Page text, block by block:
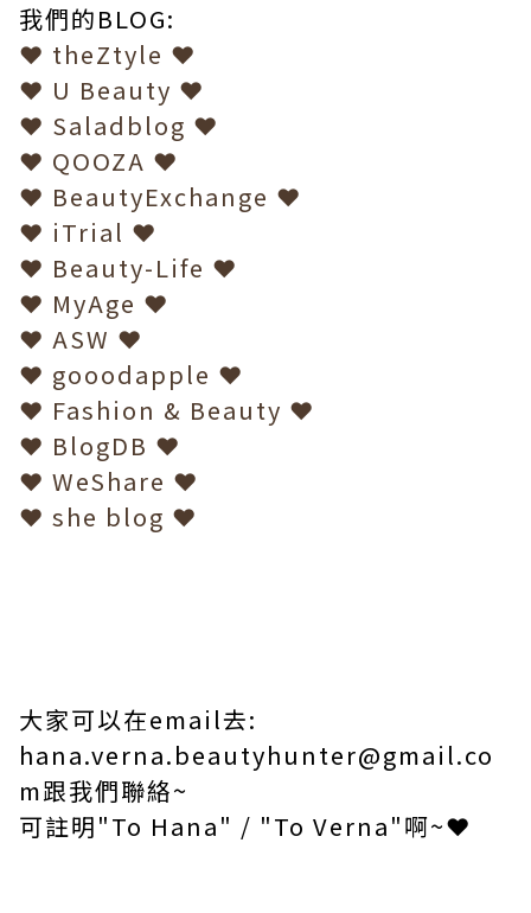
我們的BLOG:
❤ theZtyle ❤
❤ U Beauty ❤
❤ Saladblog ❤
❤ QOOZA ❤
❤ BeautyExchange ❤
❤ iTrial ❤
❤ Beauty-Life ❤
❤ MyAge ❤
❤ ASW ❤
❤ gooodapple ❤
❤ Fashion & Beauty ❤
❤ BlogDB ❤
❤ WeShare ❤
❤ she blog ❤
大家可以在email去:
hana.verna.beautyhunter@gmail.co
m跟我們聯絡~
可註明"To Hana" / "To Verna"啊~❤